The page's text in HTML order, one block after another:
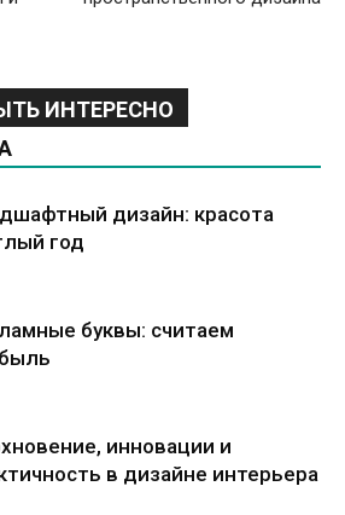
ИНТЕРЕСНО
дизайн: красота
год
буквы: считаем
инновации и
в дизайне интерьера